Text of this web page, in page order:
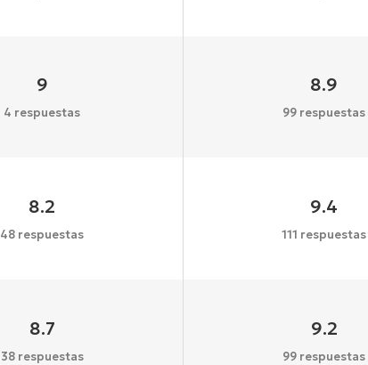
9
4 respuestas
8.9
99 respuestas
8.2
48 respuestas
9.4
111 respuestas
8.7
38 respuestas
9.2
99 respuestas